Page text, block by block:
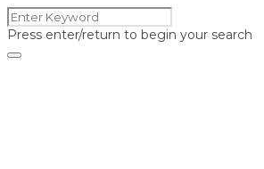
Press enter/return to begin your search